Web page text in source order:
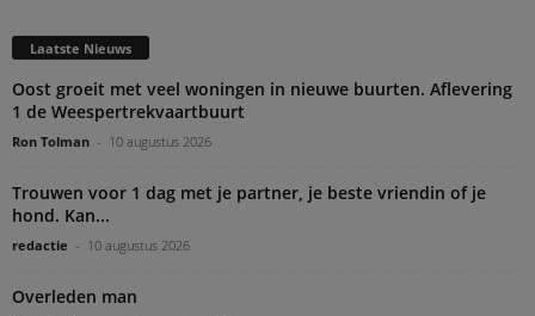
Laatste Nieuws
Oost groeit met veel woningen in nieuwe buurten. Aflevering
1 de Weespertrekvaartbuurt
Ron Tolman - 10 augustus 2026
Trouwen voor 1 dag met je partner, je beste vriendin of je
hond. Kan...
redactie - 10 augustus 2026
Overleden man